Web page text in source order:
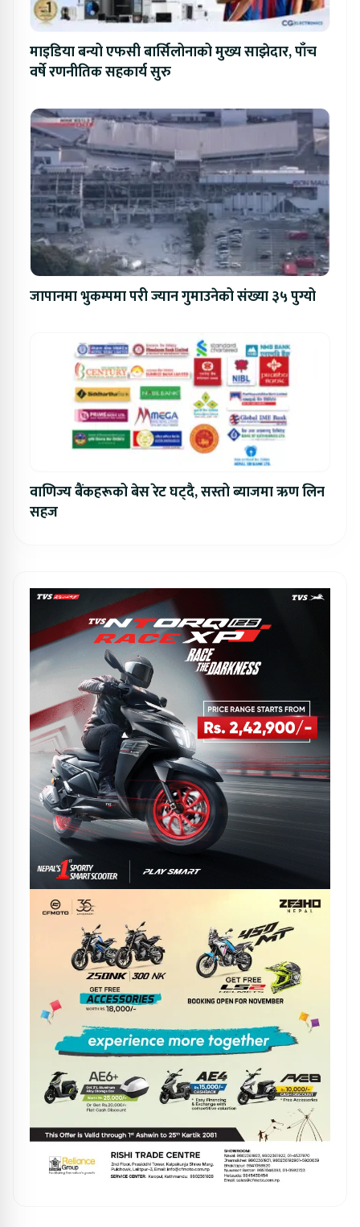
माइडिया बन्यो एफसी बार्सिलोनाको मुख्य साझेदार, पाँच
वर्षे रणनीतिक सहकार्य सुरु
जापानमा भुकम्पमा परी ज्यान गुमाउनेको संख्या ३५ पुग्यो
वाणिज्य बैंकहरूको बेस रेट घट्दै, सस्तो ब्याजमा ऋण लिन
सहज